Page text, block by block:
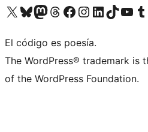
Visita nuestra cuenta de X (anteriormente Twitter)
Visita nuestra cuenta de Bluesky
Visita nuestra cuenta de Mastodon
Visita nuestra cuenta de Threads
Visita nuestra página de Facebook
Visita nuestra cuenta de Instagram
Visita nuestra cuenta de LinkedIn
Visita nuestra cuenta de TikTok
Visita nuestroVisita
El código es poesía.
The WordPress® trademark is
of the WordPress Foundation.